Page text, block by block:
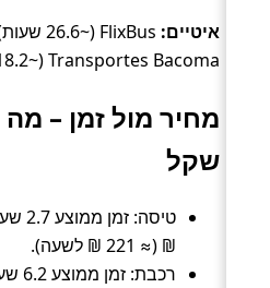
איטיים:
Transportes Bacoma (~18.2 שעות).
מחיר מול זמן –
שקל
₪ (≈ 221 ₪ לשעה).